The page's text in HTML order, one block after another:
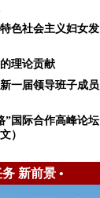
色社会主义妇女发
理论贡献
一届领导班子成员
”国际合作高峰论坛
）
新前景•